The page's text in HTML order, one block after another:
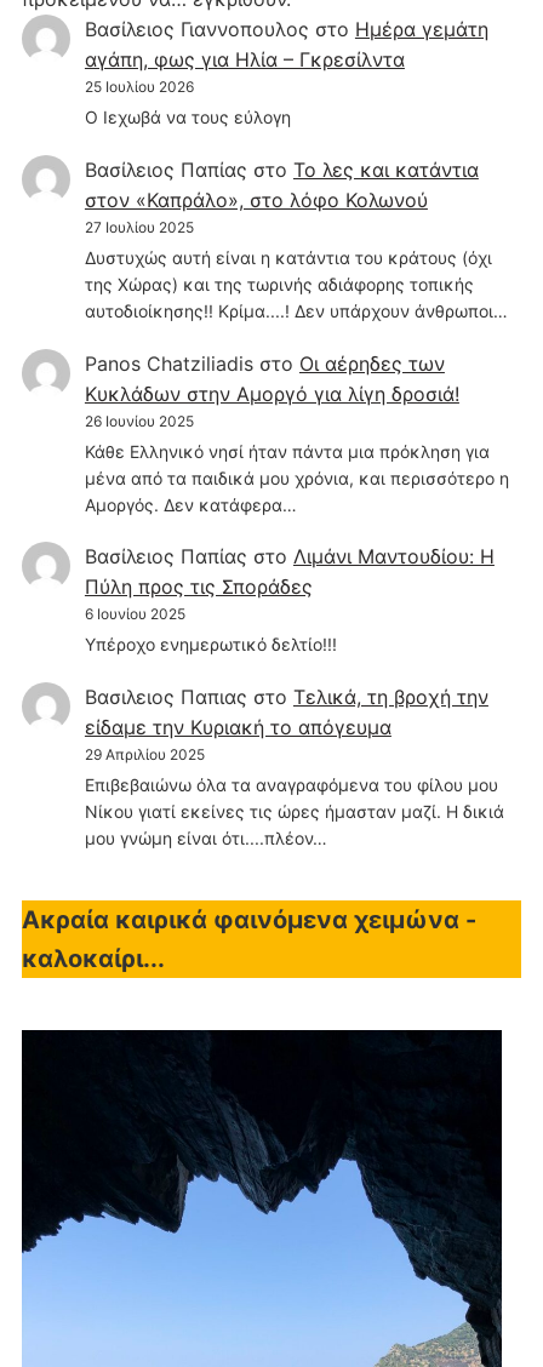
Βασίλειος Γιαννοπουλος στο Hμέρα γεμάτη
αγάπη, φως για Ηλία – Γκρεσίλντα
25 Ιουλίου 2026
Ο Ιεχωβά να τους εύλογη
Βασίλειος Παπίας στο Το λες και κατάντια
στον «Καπράλο», στο λόφο Κολωνού
27 Ιουλίου 2025
Δυστυχώς αυτή είναι η κατάντια του κράτους (όχι
της Χώρας) και της τωρινής αδιάφορης τοπικής
αυτοδιοίκησης!! Κρίμα....! Δεν υπάρχουν άνθρωποι…
Panos Chatziliadisστο Οι αέρηδες των
Κυκλάδων στην Αμοργό για λίγη δροσιά!
26 Ιουνίου 2025
Κάθε Ελληνικό νησί ήταν πάντα μια πρόκληση για
μένα από τα παιδικά μου χρόνια, και περισσότερο η
Αμοργός. Δεν κατάφερα…
Βασίλειος Παπίας στο Λιμάνι Μαντουδίου: Η
Πύλη προς τις Σποράδες
6 Ιουνίου 2025
Υπέροχο ενημερωτικό δελτίο!!!
Βασιλειος Παπιας στο Τελικά, τη βροχή την
είδαμε την Κυριακή το απόγευμα
29 Απριλίου 2025
Επιβεβαιώνω όλα τα αναγραφόμενα του φίλου μου
Νίκου γιατί εκείνες τις ώρες ήμασταν μαζί. Η δικιά
μου γνώμη είναι ότι....πλέον…
Ακραία καιρικά φαινόμενα χειμώνα -
καλοκαίρι...